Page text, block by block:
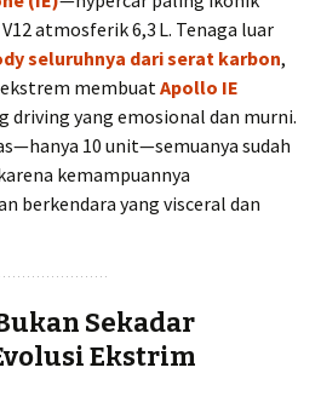
atmosferik 6,3 L. Tenaga luar
seluruhnya dari serat karbon,
membuatApollo IE
driving yang emosional dan murni.
10 unit—semuanya sudah
kemampuannya
berkendara yang visceral dan
Sekadar
Ekstrim